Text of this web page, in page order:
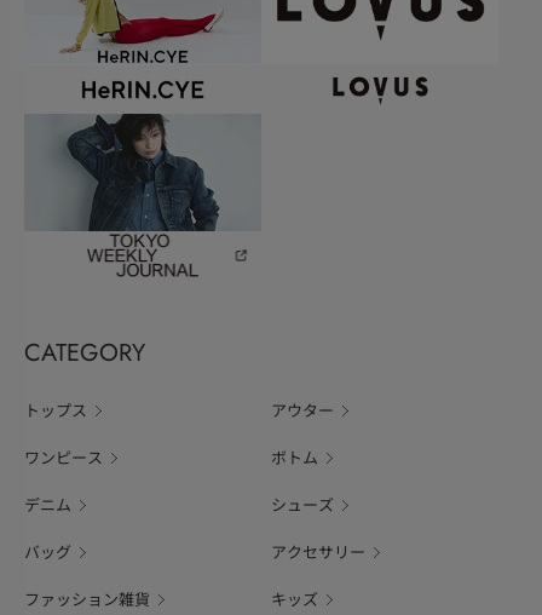
CATEGORY
トップス アウター
ワンピース ボトム
デニム シューズ
バッグ アクセサリー
ファッション雑貨 キッズ